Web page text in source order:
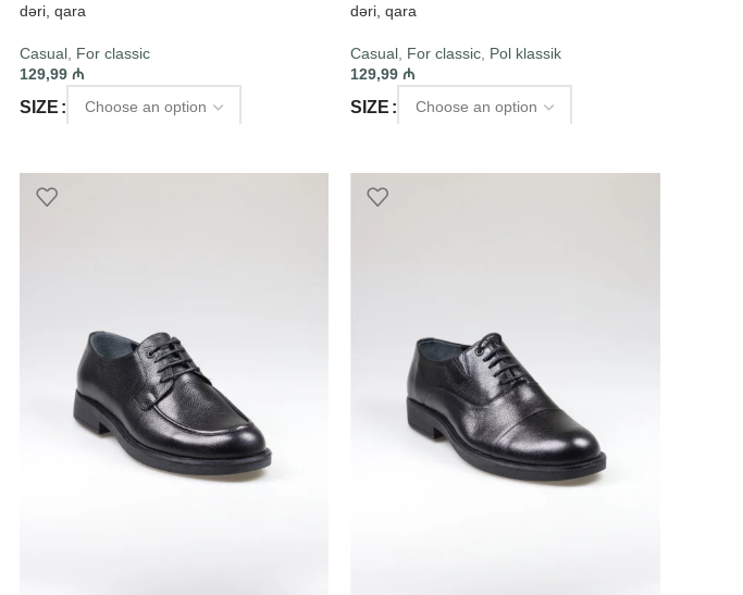
dəri, qara
Casual, For classic
129,99 ₼
SIZE
dəri, qara
Casual For classic Pol klassik
129,99₼
SIZE